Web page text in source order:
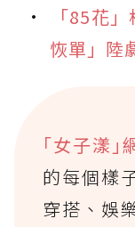
「85花
恢單」陸
｢女子漾｣
的每個樣
穿搭、娛